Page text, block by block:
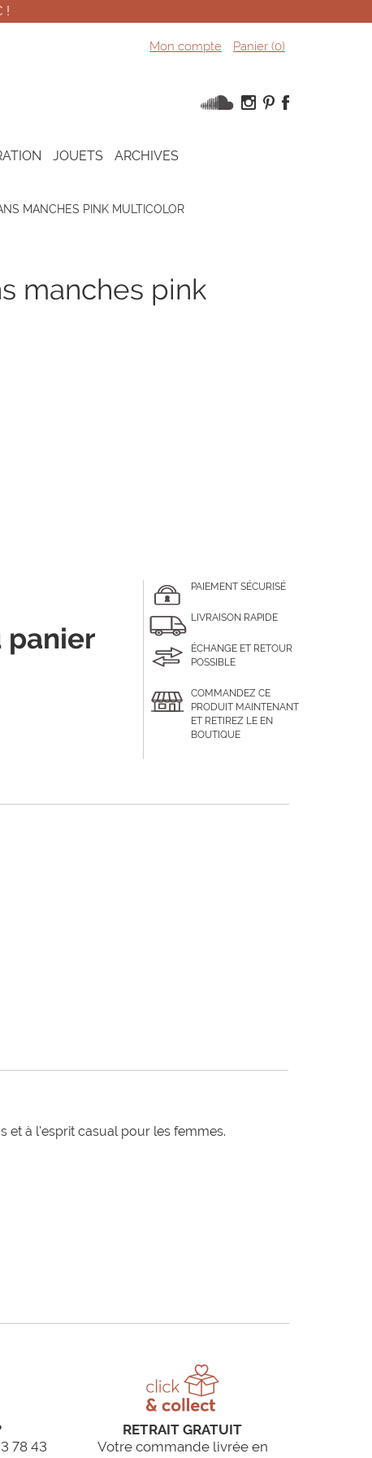
!
Mon compte Panier (0)
JOUETS ARCHIVES
MANCHES PINK MULTICOLOR
panier
PAIEMENT SÉCURISÉ
LIVRAISON RAPIDE
ÉCHANGE ET RETOUR
POSSIBLE
COMMANDEZ CE
PRODUIT MAINTENANT
ET RETIREZ LE EN
BOUTIQUE
et à l'esprit casual pour les femmes.
78 43
RETRAIT GRATUIT
Votre commande livrée en